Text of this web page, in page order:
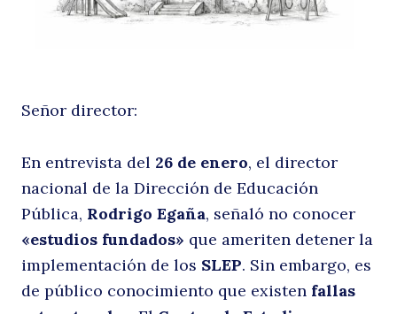
Señor director:
En entrevista del 26 de enero, el director
nacional de la Dirección de Educación
Pública, Rodrigo Egaña, señaló no conocer
«estudios fundados» que ameriten detener la
implementación de los SLEP. Sin embargo, es
de público conocimiento que existen fallas